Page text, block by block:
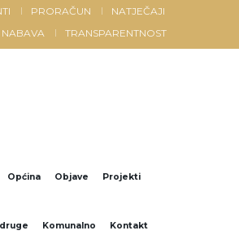
PRORAČUN
NATJEČAJI
TRANSPARENTNOST
Općina Objave Projekti
Komunalno Kontakt